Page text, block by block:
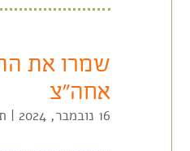
אחה"צ
16 נובמבר, 2024 |